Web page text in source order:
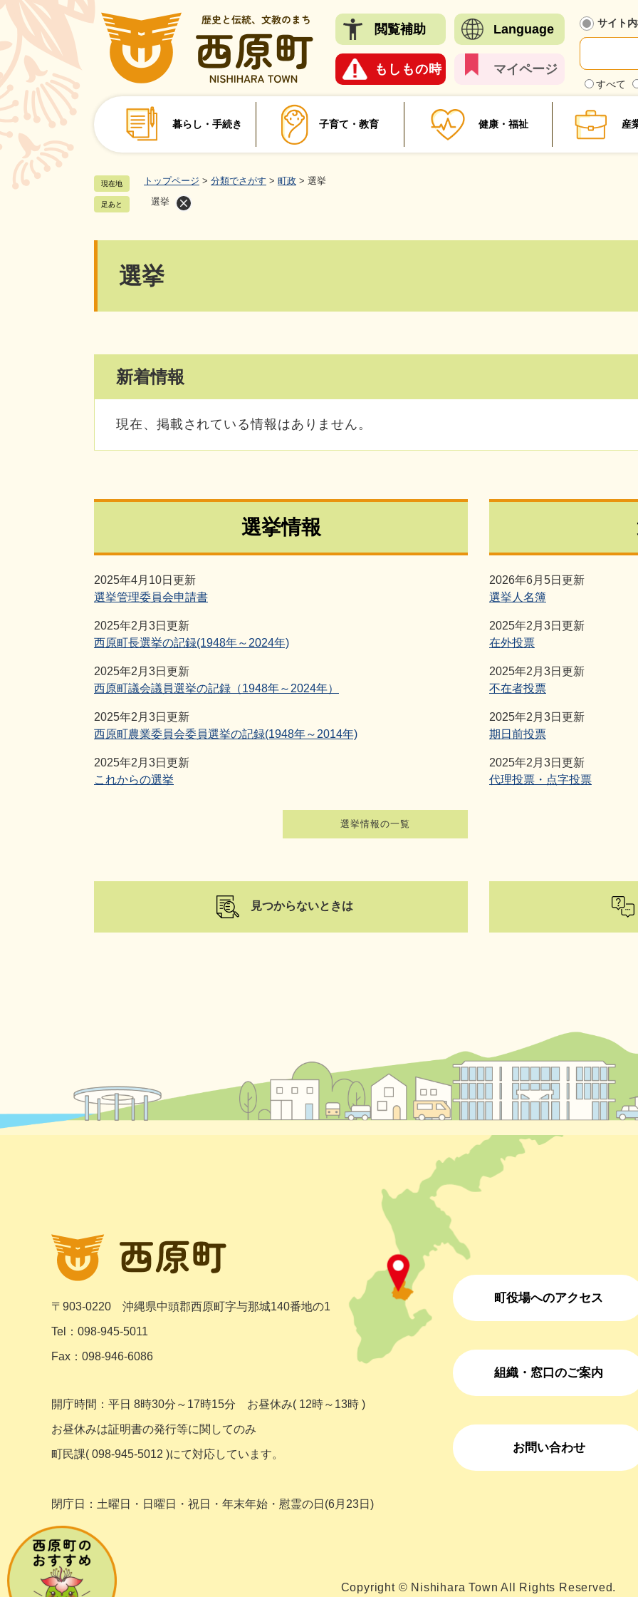
ペ
ジ
先
頭
で
。
閲覧補助 Language
もしもの時 マイページ
サイト内
検
索
対
象
すべて
暮らし・手続き 子育て・教育 健康・福祉 産
現在地 トップページ > 分類でさがす > 町政 > 選挙
足あと 選挙
選挙
新着情報
現在、掲載されている情報はありません。
選挙情報
2025年4月10日更新
選挙管理委員会申請書
2025年2月3日更新
西原町長選挙の記録(1948年～2024年)
2025年2月3日更新
西原町議会議員選挙の記録（1948年～2024年）
2025年2月3日更新
西原町農業委員会委員選挙の記録(1948年～2014年)
2025年2月3日更新
これからの選挙
選挙情報の一覧
2026年6月5日更新
選挙人名簿
2025年2月3日更新
在外投票
2025年2月3日更新
不在者投票
2025年2月3日更新
期日前投票
2025年2月3日更新
代理投票・点字投票
見つからないときは
〒903-0220 沖縄県中頭郡西原町字与那城140番地の1
Tel：098-945-5011
Fax：098-946-6086
開庁時間：平日 8時30分～17時15分 お昼休み( 12時～13時 )
お昼休みは証明書の発行等に関してのみ
町民課( 098-945-5012 )にて対応しています。
閉庁日：土曜日・日曜日・祝日・年末年始・ 慰霊の日(6月23日)
町役場へのアクセス
組織・窓口のご案内
お問い合わせ
Copyright © Nishihara Town All Rights Reserved.